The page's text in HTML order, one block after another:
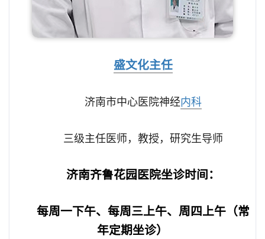
盛文化主任
济南市中心医院神经内科
三级主任医师，教授，研究生导师
济南齐鲁花园医院坐诊时间：
每周一下午、每周三上午、周四上午（常
年定期坐诊）